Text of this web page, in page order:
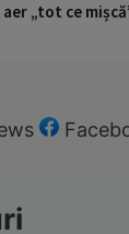
„tot ce